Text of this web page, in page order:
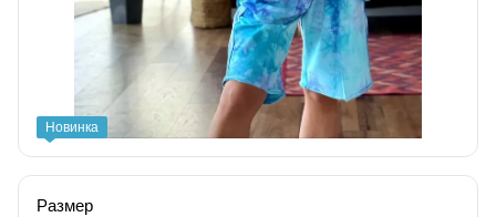
Новинка
Размер